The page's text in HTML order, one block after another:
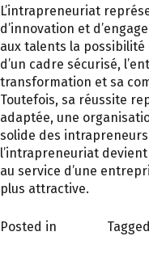
L’intrapreneuriat
d’innovation et
aux talents la
d’un cadre sécurisé,
transformation et sa
Toutefois, sa réussite
adaptée, une
solide des
l’intrapreneuriat
au service d’une
plus attractive.
Posted in Tagged